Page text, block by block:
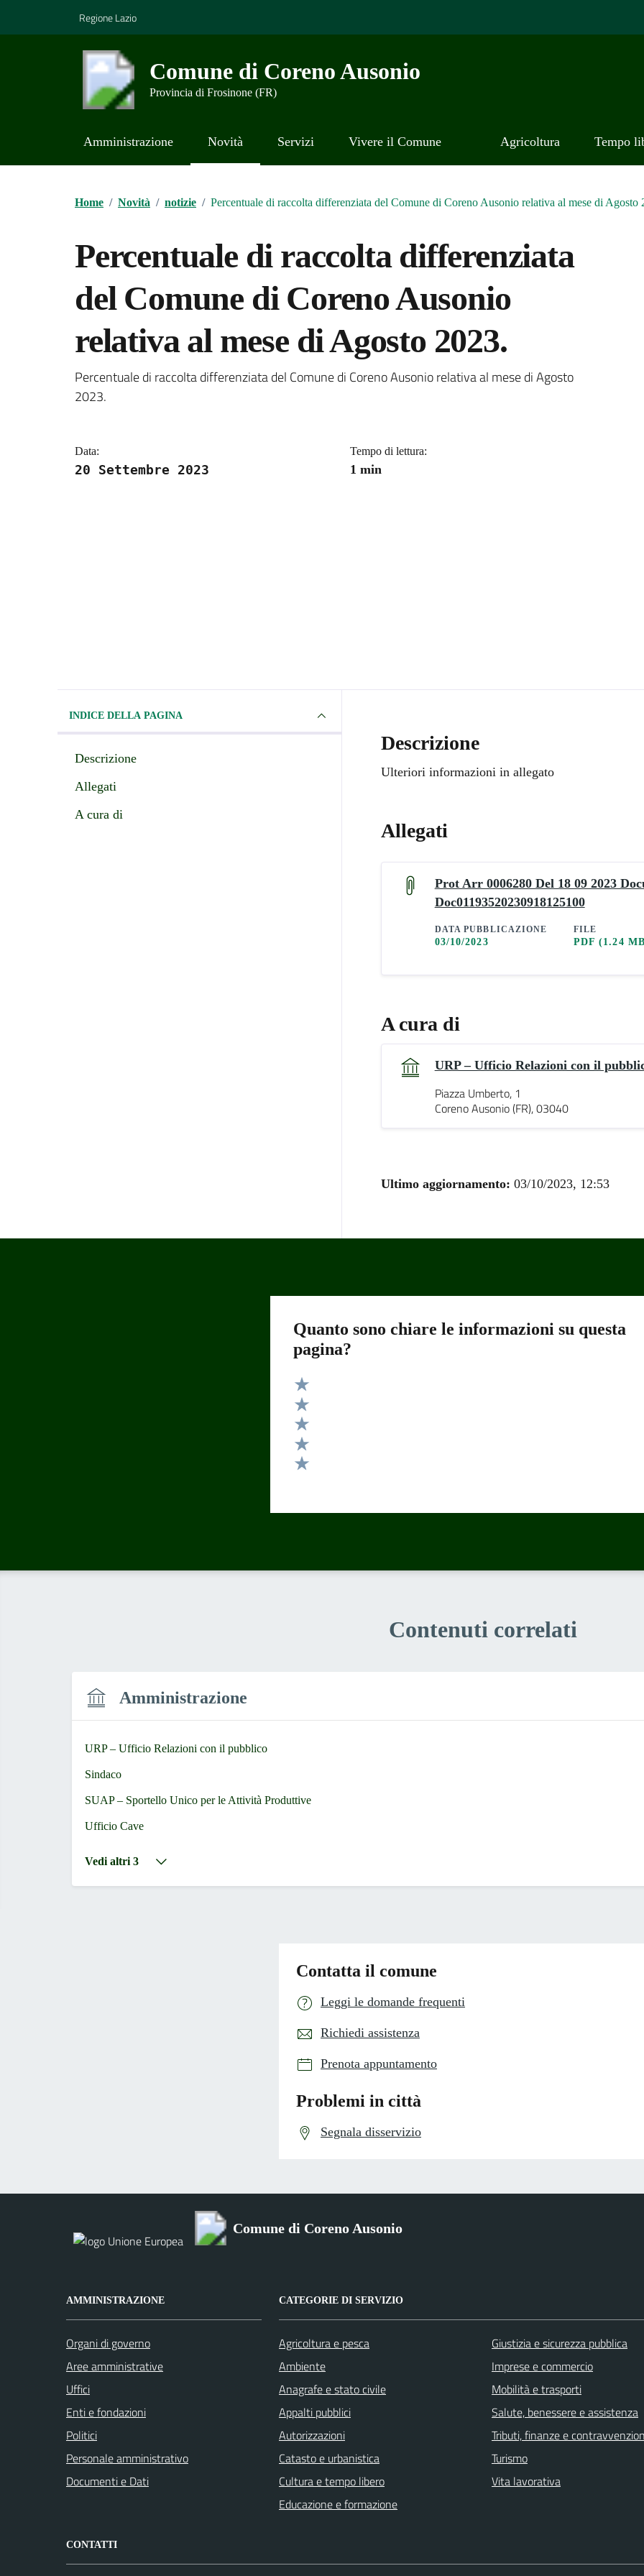
Regione Lazio
Comune di Coreno Ausonio
Provincia di Frosinone (FR)
Amministrazione Novità Servizi Vivere il Comune Agricoltura Tempo
Home / Novità / notizie / Percentuale di raccolta differenziata del Comune di Coreno Ausonio relativa al mese di Agosto
Percentuale di raccolta differenziata
del Comune di Coreno Ausonio
relativa al mese di Agosto 2023.
Dettagli della notizia
Percentuale di raccolta differenziata del Comune di Coreno Ausonio relativa al mese di Agosto
2023.
Data:
20 Settembre 2023
Tempo di lettura:
1 min
INDICE DELLA PAGINA
Descrizione
Allegati
A cura di
Descrizione
Ulteriori informazioni in allegato
Allegati
Prot Arr 0006280 Del 18 09 2023
Doc01193520230918125100
DATA PUBBLICAZIONE
03/10/2023
FILE
PDF(1.24
A cura di
URP – Ufficio Relazioni con il
Piazza Umberto, 1
Coreno Ausonio (FR), 03040
Ultimo aggiornamento: 03/10/2023, 12:53
Quanto sono chiare le informazioni su questa
pagina?
Valuta 5 stelle su 5
Valuta 4 stelle su 5
Valuta 3 stelle su 5
Valuta 2 stelle su 5
Contenuti correlati
Amministrazione
URP – Ufficio Relazioni con il pubblico
Sindaco
SUAP – Sportello Unico per le Attività Produttive
Ufficio Cave
Vedi altri 3
Contatta il comune
Leggi le domande frequenti
Richiedi assistenza
Prenota appuntamento
Problemi in città
Segnala disservizio
Comune di Coreno Ausonio
AMMINISTRAZIONE
Organi di governo
Aree amministrative
Uffici
Enti e fondazioni
Politici
Personale amministrativo
Documenti e Dati
CATEGORIE DI SERVIZIO
Agricoltura e pesca
Ambiente
Anagrafe e stato civile
Appalti pubblici
Autorizzazioni
Catasto e urbanistica
Cultura e tempo libero
Educazione e formazione
Giustizia e sicurezza pubblica
Imprese e commercio
Mobilità e trasporti
Salute, benessere e assistenza
Tributi, finanze e
Turismo
Vita lavorativa
CONTATTI